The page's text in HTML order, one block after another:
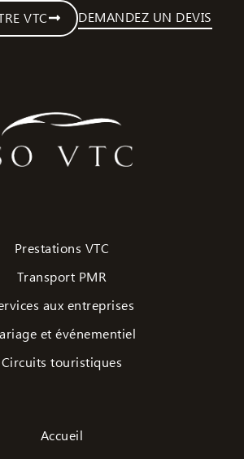
VTC DEMANDEZ UN DEVIS
Prestations VTC
Transport PMR
aux entreprises
et événementiel
Circuits touristiques
Accueil